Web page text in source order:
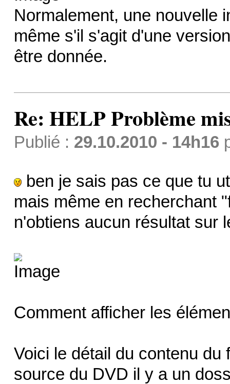
Normalement, une nouvelle
même s'il s'agit d'une
être donnée.
Re: HELP Problème
Publié : 29.10.2010 - 14h16
ben je sais pas ce que tu
mais même en recherchant
n'obtiens aucun résultat sur
Comment afficher les
Voici le détail du contenu du
source du DVD il y a un